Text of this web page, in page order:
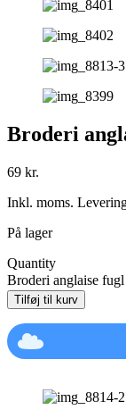
Broderi
69 kr.
Inkl. moms.
På lager
Quantity
Broderi anglaise
Tilføj til kurv